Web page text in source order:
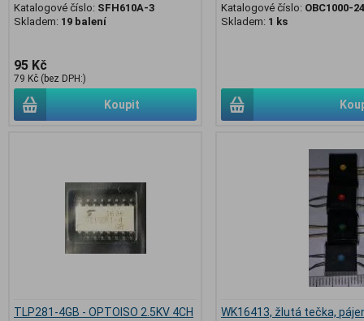
Katalogové číslo: SFH610A-3
Skladem: 19 balení
95 Kč
79 Kč (bez DPH:)
Koupit
Katalogové číslo: OBC1000-
Skladem: 1 ks
TLP281-4GB - OPTOISO 2.5KV 4CH
WK16413, žlutá tečka,